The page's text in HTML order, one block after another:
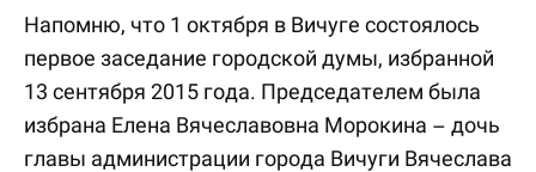
Напомню, что 1 октября в Вичуге состоялось
первое заседание городской думы, избранной
13 сентября 2015 года. Председателем была
избрана Елена Вячеславовна Морокина – дочь
главы администрации города Вичуги Вячеслава